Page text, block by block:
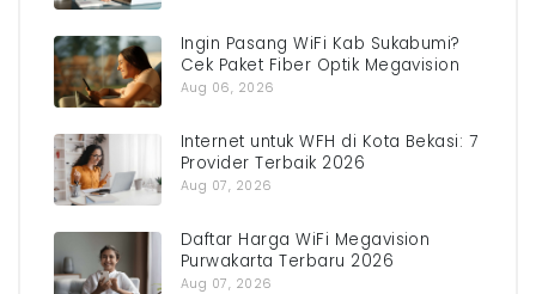
Ingin Pasang WiFi Kab Sukabumi?
Cek Paket Fiber Optik Megavision
Aug 06, 2026
Internet untuk WFH di Kota Bekasi: 7
Provider Terbaik 2026
Aug 07, 2026
Daftar Harga WiFi Megavision
Purwakarta Terbaru 2026
Aug 07, 2026